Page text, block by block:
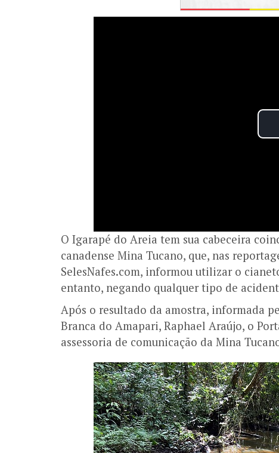
O Igarapé do Areia tem sua cabeceira
canadense Mina Tucano, que, nas
SelesNafes.com, informou utilizar o
entanto, negando qualquer tipo de
Após o resultado da amostra, informada
Branca do Amapari, Raphael Araújo, o
assessoria de comunicação da Mina